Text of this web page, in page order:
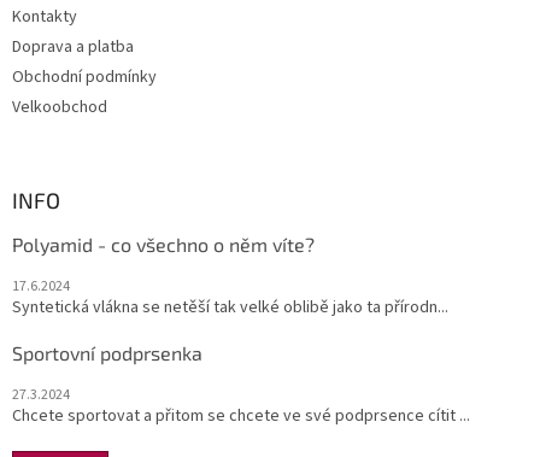
Kontakty
Doprava a platba
Obchodní podmínky
Velkoobchod
INFO
Polyamid - co všechno o něm víte?
17.6.2024
Syntetická vlákna se netěší tak velké oblibě jako ta přírodn...
Sportovní podprsenka
27.3.2024
Chcete sportovat a přitom se chcete ve své podprsence cítit ...